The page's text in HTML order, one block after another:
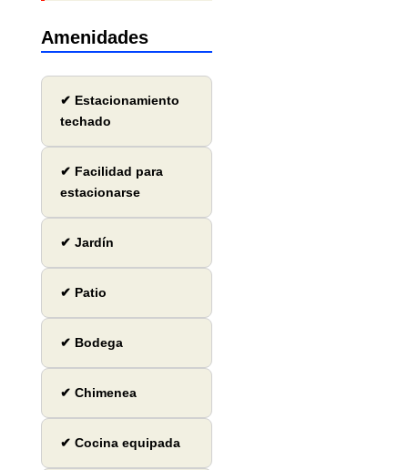
Amenidades
✔ Estacionamiento
techado
✔ Facilidad para
estacionarse
✔ Jardín
✔ Patio
✔ Bodega
✔ Chimenea
✔ Cocina equipada